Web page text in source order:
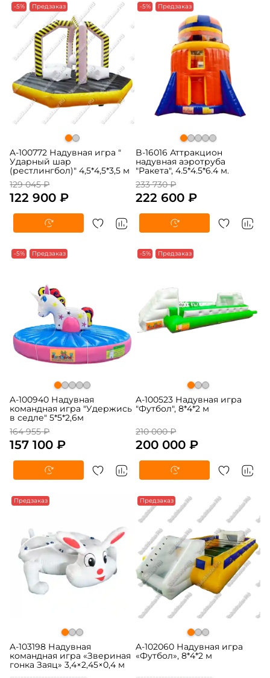
-5% Предзаказ
A-100772 Надувная игра "
Ударный шар
(рестлингбол)" 4,5*4,5*3,5 м
129 045 ₽
122 900 ₽
-5% Предзаказ
B-16016 Аттракцион
надувная аэротруба
"Ракета", 4.5*4.5*6.4 м.
233 730 ₽
222 600 ₽
-5% Предзаказ
A-100940 Надувная
командная игра "Удержись
в седле" 5*5*2,6м
164 955 ₽
157 100 ₽
-5% Предзаказ
A-100523 Надувная игра
"Футбол", 8*4*2 м
210 000 ₽
200 000 ₽
Предзаказ
A-103198 Надувная
командная игра «Звериная
гонка Заяц» 3,4×2,45×0,4 м
Предзаказ
A-102060 Надувная игра
«Футбол», 8*4*2 м